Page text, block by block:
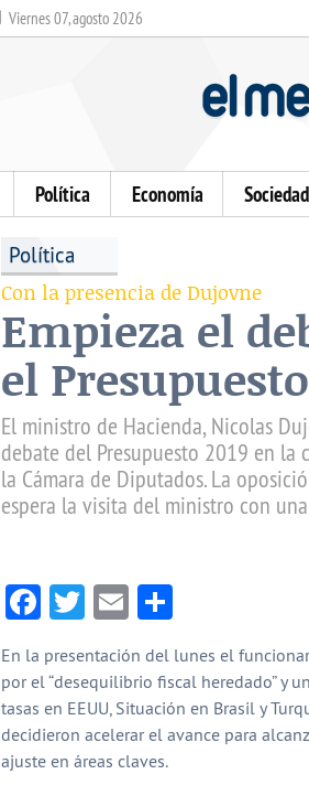
Viernes 07, agosto 2026
Política Economía Sociedad
Política
Con la presencia de Dujovne
Empieza el
el
El ministro de Hacienda, Nicolas
debate del Presupuesto 2019 en la
la Cámara de Diputados. La
espera la visita del ministro con
Facebook
Twitter
EmailCompartir
En la presentación del lunes el
por el “desequilibrio fiscal heredado” y
tasas en EEUU, Situación en Brasil y
decidieron acelerar el avance para
ajuste en áreas claves.